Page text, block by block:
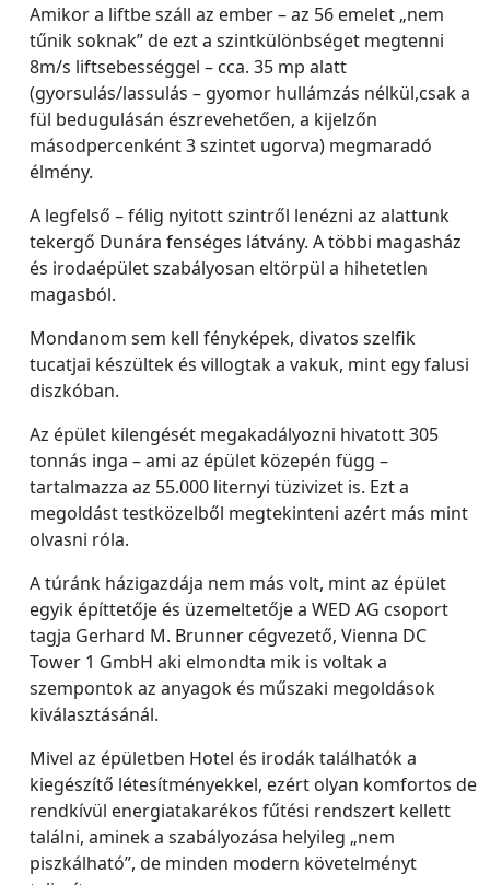
Amikor a liftbe száll az ember – az 56 emelet „nem
tűnik soknak” de ezt a szintkülönbséget megtenni
8m/s liftsebességgel – cca. 35 mp alatt
(gyorsulás/lassulás – gyomor hullámzás nélkül,csak a
fül bedugulásán észrevehetően, a kijelzőn
másodpercenként 3 szintet ugorva) megmaradó
élmény.
A legfelső – félig nyitott szintről lenézni az alattunk
tekergő Dunára fenséges látvány. A többi magasház
és irodaépület szabályosan eltörpül a hihetetlen
magasból.
Mondanom sem kell fényképek, divatos szelfik
tucatjai készültek és villogtak a vakuk, mint egy falusi
diszkóban.
Az épület kilengését megakadályozni hivatott 305
tonnás inga – ami az épület közepén függ –
tartalmazza az 55.000 liternyi tüzivizet is. Ezt a
megoldást testközelből megtekinteni azért más mint
olvasni róla.
A túránk házigazdája nem más volt, mint az épület
egyik építtetője és üzemeltetője a WED AG csoport
tagja Gerhard M. Brunner cégvezető, Vienna DC
Tower 1 GmbH aki elmondta mik is voltak a
szempontok az anyagok és műszaki megoldások
kiválasztásánál.
Mivel az épületben Hotel és irodák találhatók a
kiegészítő létesítményekkel, ezért olyan komfortos de
rendkívül energiatakarékos fűtési rendszert kellett
találni, aminek a szabályozása helyileg „nem
piszkálható”, de minden modern követelményt